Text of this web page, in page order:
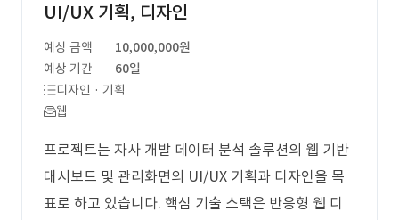
UI/UX 기획, 디자인
예상 금액
10,000,000원
예상 기간
60일
디자인 · 기획
웹
프로젝트는 자사 개발 데이터 분석 솔루션의 웹 기반
대시보드 및 관리화면의 UI/UX 기획과 디자인을 목
표로 하고 있습니다. 핵심 기술 스택은 반응형 웹 디